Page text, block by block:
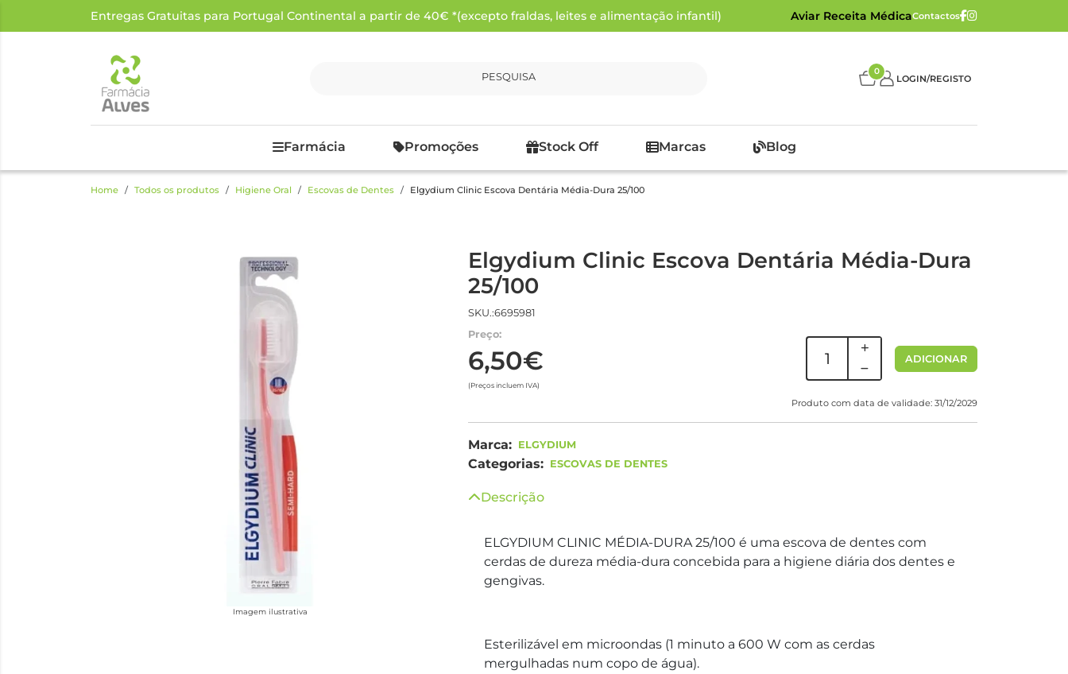
Entregas Gratuitas para Portugal Continental a partir de 40€ *(excepto fraldas, leites e alimentação infantil) Aviar Receita MédicaContactos
PESQUISA 0
LOGIN/REGISTO
Farmácia Promoções Stock Off Marcas Blog
Home Todos os produtos Higiene Oral Escovas de Dentes Elgydium Clinic Escova Dentária Média-Dura 25/100
Imagem ilustrativa
Elgydium Clinic Escova Dentária Média-Dura
25/100
SKU.:6695981
Preço:
6,50€
(Preços incluem IVA)
ADICIONAR
Produto com data de validade: 31/12/2029
Marca: ELGYDIUM
Categorias: ESCOVAS DE DENTES
Descrição
ELGYDIUM CLINIC MÉDIA-DURA 25/100 é uma escova de dentes com
cerdas de dureza média-dura concebida para a higiene diária dos dentes e
gengivas.
Esterilizável em microondas (1 minuto a 600 W com as cerdas
mergulhadas num copo de água).